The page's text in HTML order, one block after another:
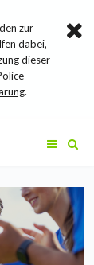
zur
dabei,
dieser
.